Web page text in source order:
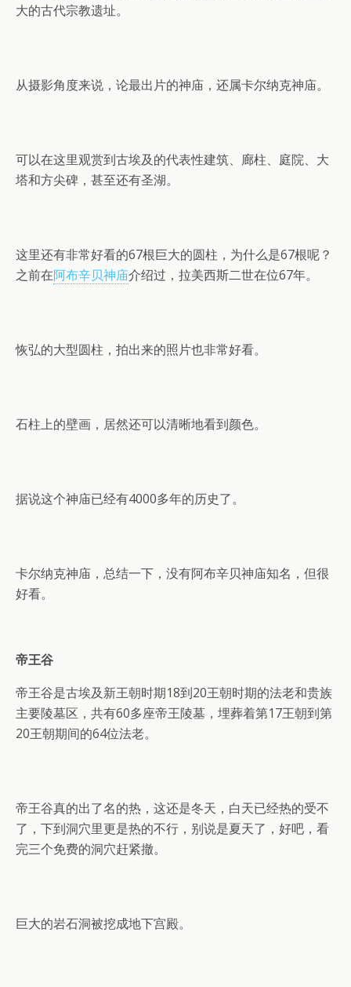
大的古代宗教遗址。
从摄影角度来说，论最出片的神庙，还属卡尔纳克神庙。
可以在这里观赏到古埃及的代表性建筑、廊柱、庭院、大
塔和方尖碑，甚至还有圣湖。
这里还有非常好看的67根巨大的圆柱，为什么是67根呢？
之前在阿布辛贝神庙介绍过，拉美西斯二世在位67年。
恢弘的大型圆柱，拍出来的照片也非常好看。
石柱上的壁画，居然还可以清晰地看到颜色。
据说这个神庙已经有4000多年的历史了。
卡尔纳克神庙，总结一下，没有阿布辛贝神庙知名，但很
好看。
帝王谷
帝王谷是古埃及新王朝时期18到20王朝时期的法老和贵族
主要陵墓区，共有60多座帝王陵墓，埋葬着第17王朝到第
20王朝期间的64位法老。
帝王谷真的出了名的热，这还是冬天，白天已经热的受不
了，下到洞穴里更是热的不行，别说是夏天了，好吧，看
完三个免费的洞穴赶紧撤。
巨大的岩石洞被挖成地下宫殿。